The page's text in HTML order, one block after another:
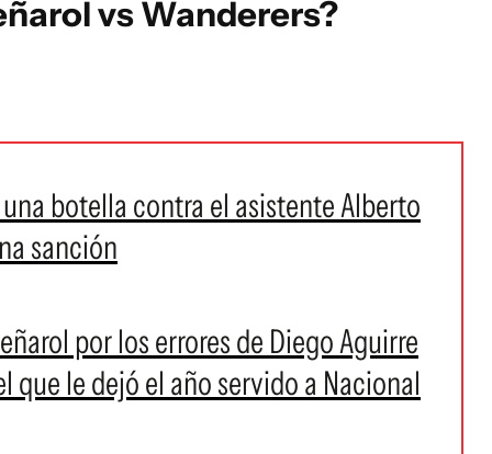
vs Wanderers?
botella contra el asistente Alberto
sanción
por los errores de Diego Aguirre
que le dejó el año servido a Nacional